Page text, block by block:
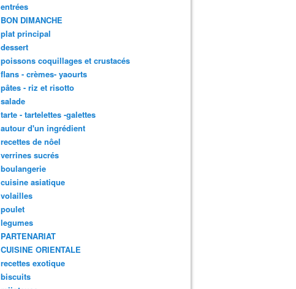
entrées
BON DIMANCHE
plat principal
dessert
poissons coquillages et crustacés
flans - crèmes- yaourts
pâtes - riz et risotto
salade
tarte - tartelettes -galettes
autour d'un ingrédient
recettes de nôel
verrines sucrés
boulangerie
cuisine asiatique
volailles
poulet
legumes
PARTENARIAT
CUISINE ORIENTALE
recettes exotique
biscuits